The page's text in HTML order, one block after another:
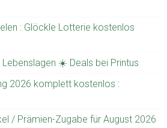
: Glöckle Lotterie kostenlos
☀️ Deals bei Printus
2026 komplett kostenlos :
/ Prämien-Zugabe für August 2026